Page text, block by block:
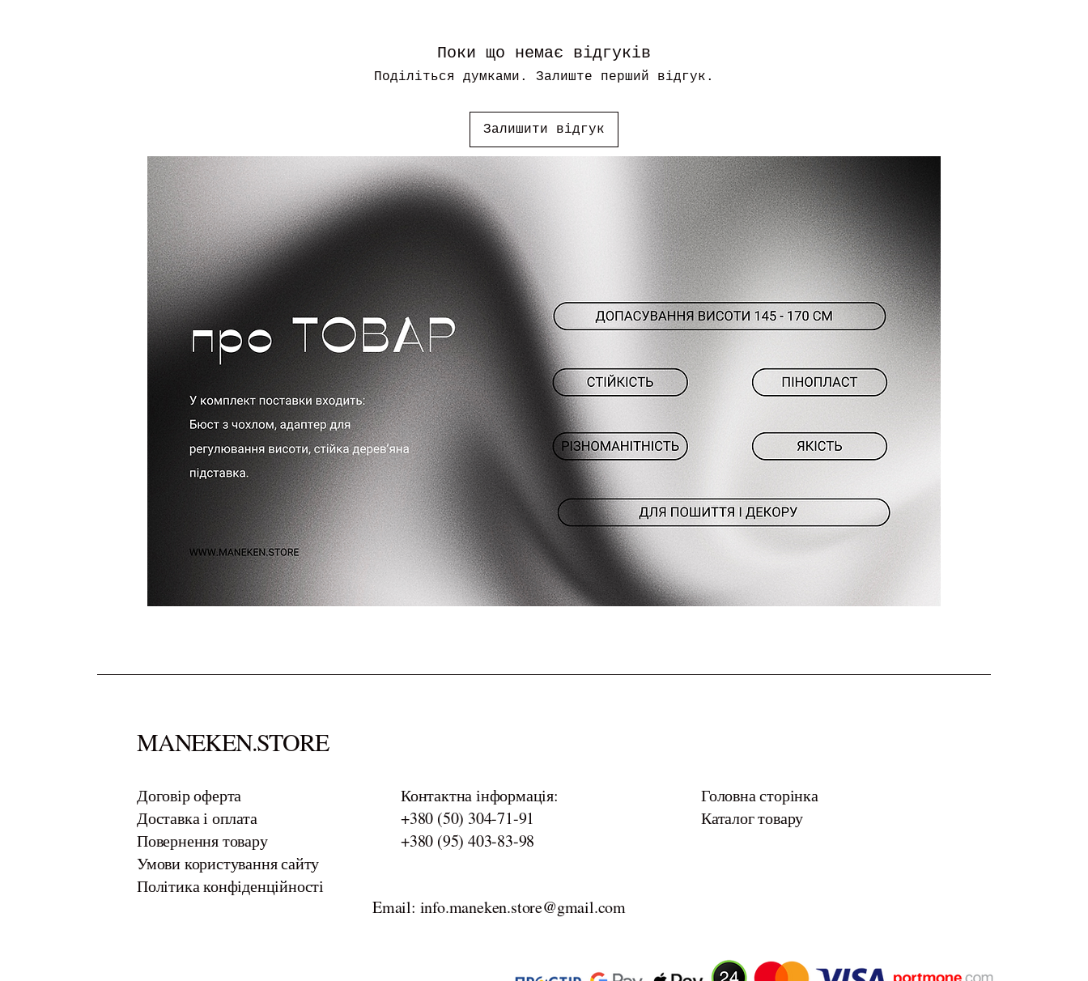
Поки що немає відгуків
Поділіться думками. Залиште перший відгук.
Залишити відгук
MANEKEN.STORE
​Договір оферта
Доставка і оплата
Повернення товару
Умови користування сайту
Політика конфіденційності
Контактна інформація:
+380 (50) 304-71-91
+380 (95) 403-83-98
Email: info.maneken.store@gmail.com
Головна сторінка
Каталог товару